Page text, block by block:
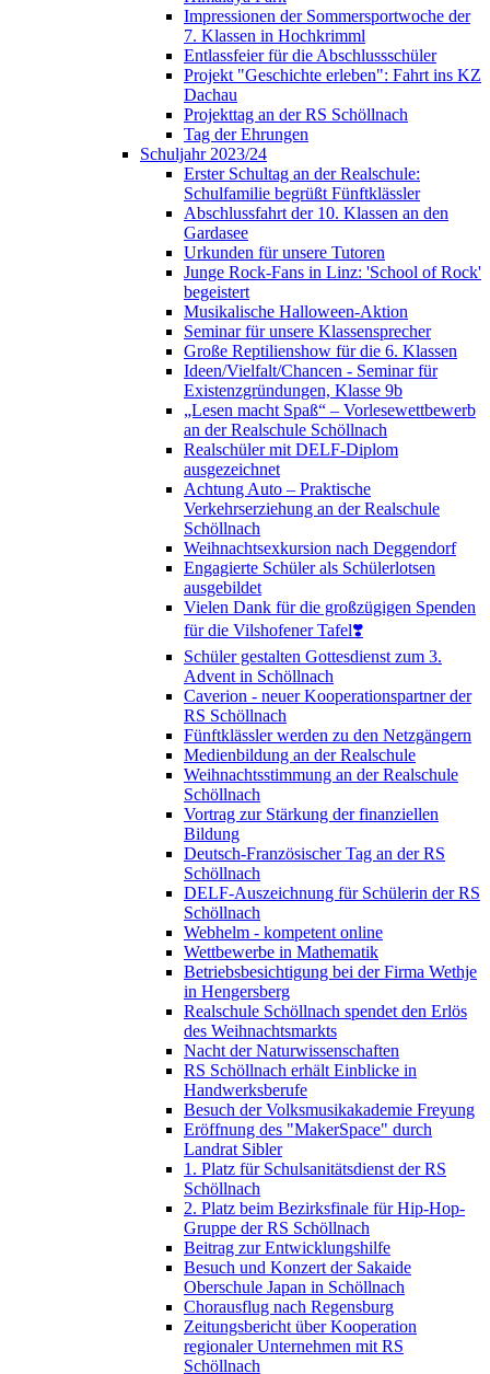
Impressionen der Sommersportwoche der
7. Klassen in Hochkrimml
Entlassfeier für die Abschlussschüler
Projekt "Geschichte erleben": Fahrt ins KZ
Dachau
Projekttag an der RS Schöllnach
Tag der Ehrungen
Schuljahr 2023/24
Erster Schultag an der Realschule:
Schulfamilie begrüßt Fünftklässler
Abschlussfahrt der 10. Klassen an den
Gardasee
Urkunden für unsere Tutoren
Junge Rock-Fans in Linz: 'School of Rock'
begeistert
Musikalische Halloween-Aktion
Seminar für unsere Klassensprecher
Große Reptilienshow für die 6. Klassen
Ideen/Vielfalt/Chancen - Seminar für
Existenzgründungen, Klasse 9b
„Lesen macht Spaß“ – Vorlesewettbewerb
an der Realschule Schöllnach
Realschüler mit DELF-Diplom
ausgezeichnet
Achtung Auto – Praktische
Verkehrserziehung an der Realschule
Schöllnach
Weihnachtsexkursion nach Deggendorf
Engagierte Schüler als Schülerlotsen
ausgebildet
Vielen Dank für die großzügigen Spenden
für die Vilshofener Tafel❣️
Schüler gestalten Gottesdienst zum 3.
Advent in Schöllnach
Caverion - neuer Kooperationspartner der
RS Schöllnach
Fünftklässler werden zu den Netzgängern
Medienbildung an der Realschule
Weihnachtsstimmung an der Realschule
Schöllnach
Vortrag zur Stärkung der finanziellen
Bildung
Deutsch-Französischer Tag an der RS
Schöllnach
DELF-Auszeichnung für Schülerin der RS
Schöllnach
Webhelm - kompetent online
Wettbewerbe in Mathematik
Betriebsbesichtigung bei der Firma Wethje
in Hengersberg
Realschule Schöllnach spendet den Erlös
des Weihnachtsmarkts
Nacht der Naturwissenschaften
RS Schöllnach erhält Einblicke in
Handwerksberufe
Besuch der Volksmusikakademie Freyung
Eröffnung des "MakerSpace" durch
Landrat Sibler
1. Platz für Schulsanitätsdienst der RS
Schöllnach
2. Platz beim Bezirksfinale für Hip-Hop-
Gruppe der RS Schöllnach
Beitrag zur Entwicklungshilfe
Besuch und Konzert der Sakaide
Oberschule Japan in Schöllnach
Chorausflug nach Regensburg
Zeitungsbericht über Kooperation
regionaler Unternehmen mit RS
Schöllnach